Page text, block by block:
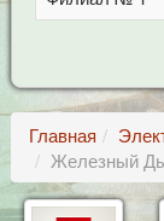
Главная
Железный